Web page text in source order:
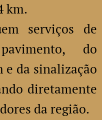
km.
serviços de
do
e da sinalização
diretamente
da região.